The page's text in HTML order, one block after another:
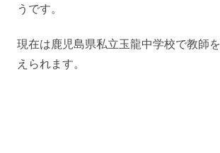
うです。
現在は鹿児島県私立玉龍中学校で教師
えられます。